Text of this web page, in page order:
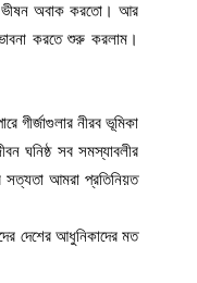
ভীষন অবাক করতো। আর
করতে শুরু করলাম।
গীর্জাগুলার নীরব ভূমিকা
ঘনিষ্ঠ সব সমস্যাবলীর
আমরা প্রতিনিয়ত
দেশের আধুনিকাদের মত